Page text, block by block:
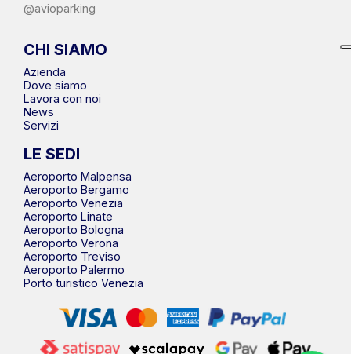
@avioparking
CHI SIAMO
Azienda
Dove siamo
Lavora con noi
News
Servizi
LE SEDI
Aeroporto Malpensa
Aeroporto Bergamo
Aeroporto Venezia
Aeroporto Linate
Aeroporto Bologna
Aeroporto Verona
Aeroporto Treviso
Aeroporto Palermo
Porto turistico Venezia